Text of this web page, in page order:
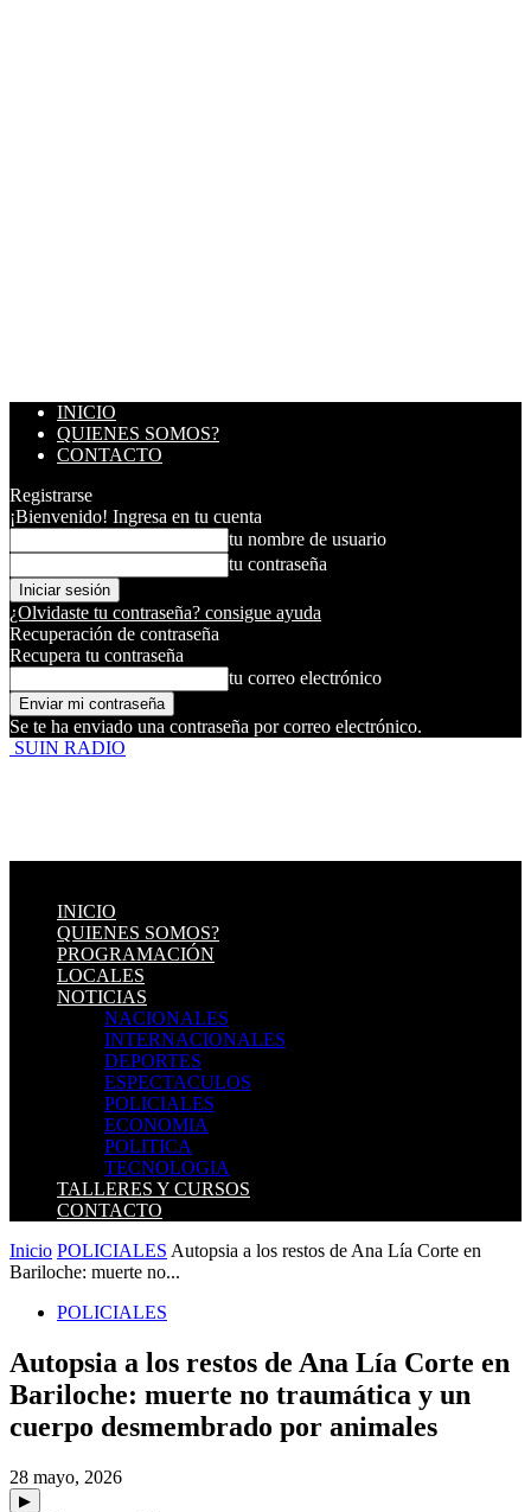
INICIO
QUIENES SOMOS?
CONTACTO
Registrarse
¡Bienvenido! Ingresa en tu cuenta
tu nombre de usuario
tu contraseña
¿Olvidaste tu contraseña? consigue ayuda
Recuperación de contraseña
Recupera tu contraseña
tu correo electrónico
Se te ha enviado una contraseña por correo electrónico.
SUIN RADIO
INICIO
QUIENES SOMOS?
PROGRAMACIÓN
LOCALES
NOTICIAS
NACIONALES
INTERNACIONALES
DEPORTES
ESPECTACULOS
POLICIALES
ECONOMIA
POLITICA
TECNOLOGIA
TALLERES Y CURSOS
CONTACTO
Inicio POLICIALES Autopsia a los restos de Ana Lía Corte en
Bariloche: muerte no...
POLICIALES
Autopsia a los restos de Ana Lía Corte en
Bariloche: muerte no traumática y un
cuerpo desmembrado por animales
28 mayo, 2026
▶